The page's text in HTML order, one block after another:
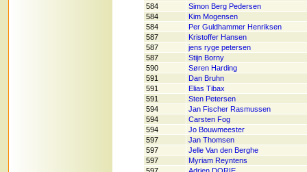
584
Simon Berg Pedersen
584
Kim Mogensen
584
Per Guldhammer Henriksen
587
Kristoffer Hansen
587
jens ryge petersen
587
Stijn Borny
590
Søren Harding
591
Dan Bruhn
591
Elias Tibax
591
Sten Petersen
594
Jan Fischer Rasmussen
594
Carsten Fog
594
Jo Bouwmeester
597
Jan Thomsen
597
Jelle Van den Berghe
597
Myriam Reyntens